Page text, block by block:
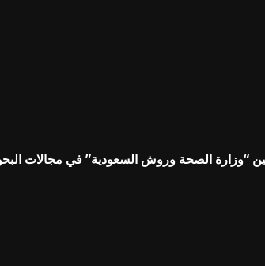
“وزارة الصحة وروش السعودية” في مجالات